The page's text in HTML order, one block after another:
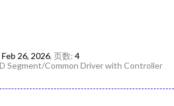
Feb 26, 2026, 页数: 4
Segment/Common Driver with Controller